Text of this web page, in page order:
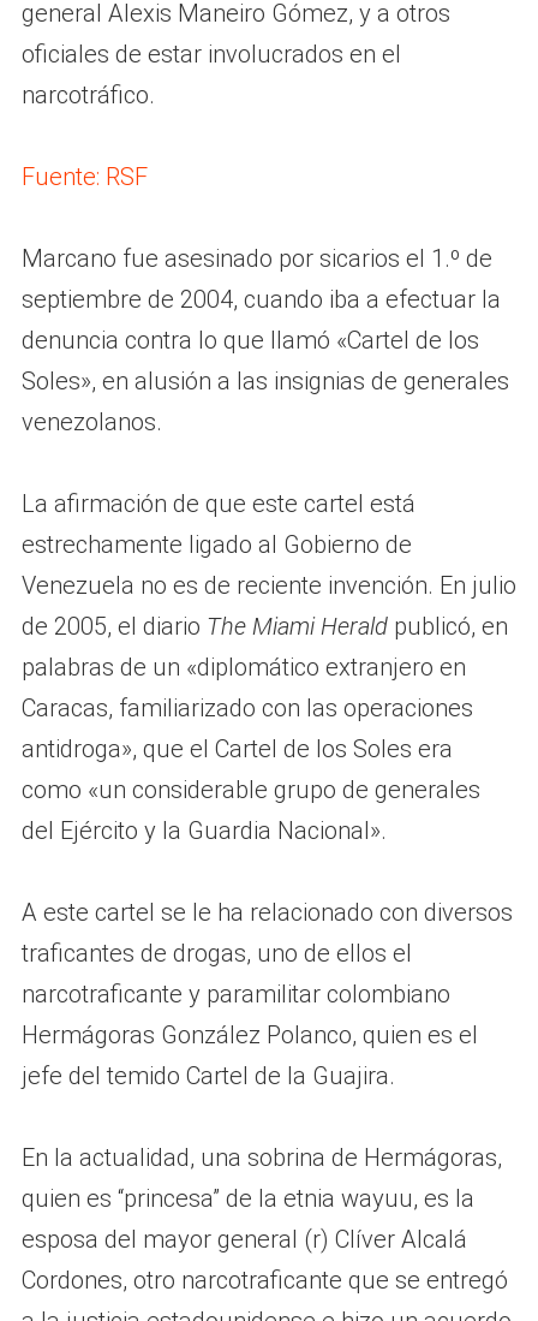
general Alexis Maneiro Gómez, y a otros
oficiales de estar involucrados en el
narcotráfico.
Fuente: RSF
Marcano fue asesinado por sicarios el 1.º de
septiembre de 2004, cuando iba a efectuar la
denuncia contra lo que llamó «Cartel de los
Soles», en alusión a las insignias de generales
venezolanos.
La afirmación de que este cartel está
estrechamente ligado al Gobierno de
Venezuela no es de reciente invención. En julio
de 2005, el diario The Miami Heraldpublicó, en
palabras de un «diplomático extranjero en
Caracas, familiarizado con las operaciones
antidroga», que el Cartel de los Soles era
como «un considerable grupo de generales
del Ejército y la Guardia Nacional».
A este cartel se le ha relacionado con diversos
traficantes de drogas, uno de ellos el
narcotraficante y paramilitar colombiano
Hermágoras González Polanco, quien es el
jefe del temido Cartel de la Guajira.
En la actualidad, una sobrina de Hermágoras,
quien es “princesa” de la etnia wayuu, es la
esposa del mayor general (r) Clíver Alcalá
Cordones, otro narcotraficante que se entregó